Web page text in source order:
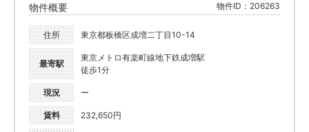
物件概要 物件ID：206263
住所 東京都板橋区成増二丁目10-14
最寄駅
東京メトロ有楽町線地下鉄成増駅
徒歩1分
現況 ー
賃料 232,650円